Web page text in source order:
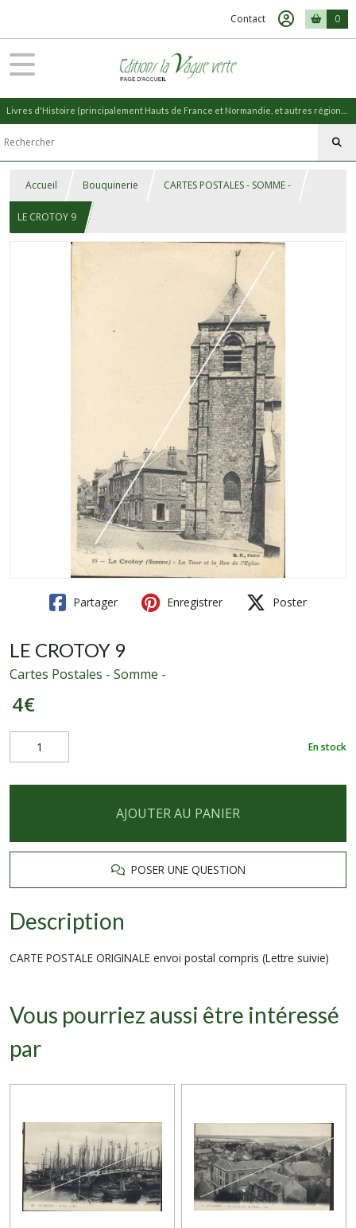
Contact 0
Accueil Bouquinerie CARTES POSTALES - SOMME -
LE CROTOY 9
Partager Enregistrer Poster
LE CROTOY 9
Cartes Postales - Somme -
4€
En stock
AJOUTER AU PANIER
POSER UNE QUESTION
Description
CARTE POSTALE ORIGINALE envoi postal compris (Lettre suivie)
Vous pourriez aussi être intéressé
par